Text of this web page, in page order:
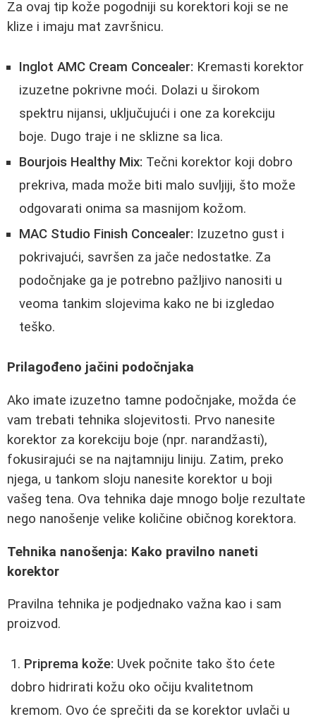
Za ovaj tip kože pogodniji su korektori koji se ne
klize i imaju mat završnicu.
Inglot AMC Cream Concealer: Kremasti korektor
izuzetne pokrivne moći. Dolazi u širokom
spektru nijansi, uključujući i one za korekciju
boje. Dugo traje i ne sklizne sa lica.
Bourjois Healthy Mix: Tečni korektor koji dobro
prekriva, mada može biti malo suvljiji, što može
odgovarati onima sa masnijom kožom.
MAC Studio Finish Concealer: Izuzetno gust i
pokrivajući, savršen za jače nedostatke. Za
podočnjake ga je potrebno pažljivo nanositi u
veoma tankim slojevima kako ne bi izgledao
teško.
Prilagođeno jačini podočnjaka
Ako imate izuzetno tamne podočnjake, možda će
vam trebati tehnika slojevitosti. Prvo nanesite
korektor za korekciju boje (npr. narandžasti),
fokusirajući se na najtamniju liniju. Zatim, preko
njega, u tankom sloju nanesite korektor u boji
vašeg tena. Ova tehnika daje mnogo bolje rezultate
nego nanošenje velike količine običnog korektora.
Tehnika nanošenja: Kako pravilno naneti
korektor
Pravilna tehnika je podjednako važna kao i sam
proizvod.
Priprema kože: Uvek počnite tako što ćete
dobro hidrirati kožu oko očiju kvalitetnom
kremom. Ovo će sprečiti da se korektor uvlači u